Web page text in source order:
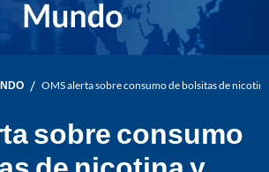
/ OMS alerta sobre consumo de bolsitas de
sobre consumo